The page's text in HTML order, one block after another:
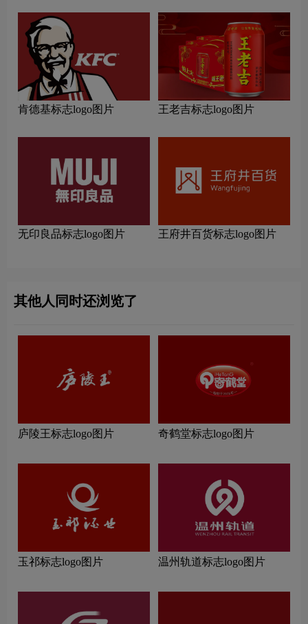
肯德基标志logo图片 王老吉标志logo图片
无印良品标志logo图片 王府井百货标志logo图片
其他人同时还浏览了
庐陵王标志logo图片 奇鹤堂标志logo图片
玉祁标志logo图片 温州轨道标志logo图片